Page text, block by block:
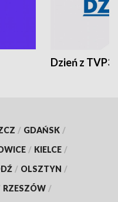
Dzień z TVP3
/ GDAŃSK /
/ KIELCE /
/ OLSZTYN /
RZESZÓW /